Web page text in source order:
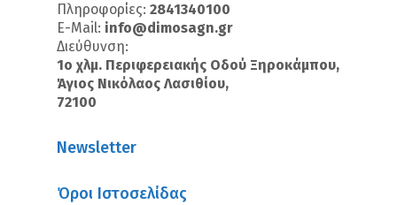
Πληροφορίες: 2841340100
E-Mail: info@dimosagn.gr
Διεύθυνση:
1ο χλμ. Περιφερειακής Οδού Ξηροκάμπου,
Άγιος Νικόλαος Λασιθίου,
72100
Newsletter
Όροι Ιστοσελίδας